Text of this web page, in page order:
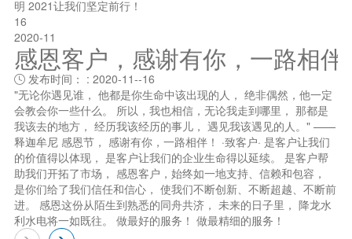
明 2021让我们坚定前行！
16
2020-11
感恩客户，感谢有你，一路相伴
发布时间： : 2020-11--16
"无论你遇见谁， 他都是你生命中该出现的人， 绝非偶然，他一定
会教会你一些什么。 所以，我也相信，无论我走到哪里， 那都是
我该去的地方， 经历我该经历的事儿， 遇见我该遇见的人。" ——
释迦牟尼 感恩节， 感谢有你，一路相伴！ ·致客户· 是客户让我们
的价值得以体现， 是客户让我们的企业生命得以延续。 是客户帮
助我们开拓了市场， 感恩客户，始终如一地支持、信赖和包容，
是你们给了我们信任和信心， 使我们不断创新、不断超越、不断前
进。 感恩这份从陌生到熟悉的同舟共济， 未来的日子里， 降龙水
利水电将一如既往。 做最好的服务！ 做最精细的服务！